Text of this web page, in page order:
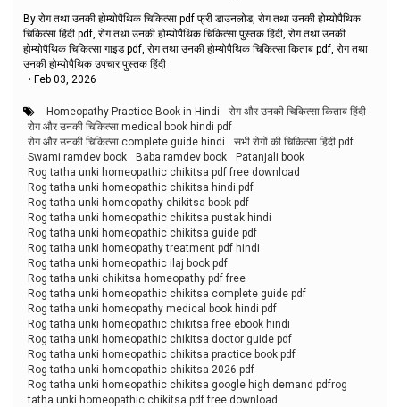
By रोग तथा उनकी होम्योपैथिक चिकित्सा pdf फ्री डाउनलोड, रोग तथा उनकी होम्योपैथिक
चिकित्सा हिंदी pdf, रोग तथा उनकी होम्योपैथिक चिकित्सा पुस्तक हिंदी, रोग तथा उनकी
होम्योपैथिक चिकित्सा गाइड pdf, रोग तथा उनकी होम्योपैथिक चिकित्सा किताब pdf, रोग तथा
उनकी होम्योपैथिक उपचार पुस्तक हिंदी
• Feb 03, 2026
Homeopathy Practice Book in Hindi
रोग और उनकी चिकित्सा किताब हिंदी
रोग और उनकी चिकित्सा medical book hindi pdf
रोग और उनकी चिकित्सा complete guide hindi
सभी रोगों की चिकित्सा हिंदी pdf
Swami ramdev book
Baba ramdev book
Patanjali book
Rog tatha unki homeopathic chikitsa pdf free download
Rog tatha unki homeopathic chikitsa hindi pdf
Rog tatha unki homeopathy chikitsa book pdf
Rog tatha unki homeopathic chikitsa pustak hindi
Rog tatha unki homeopathic chikitsa guide pdf
Rog tatha unki homeopathy treatment pdf hindi
Rog tatha unki homeopathic ilaj book pdf
Rog tatha unki chikitsa homeopathy pdf free
Rog tatha unki homeopathic chikitsa complete guide pdf
Rog tatha unki homeopathy medical book hindi pdf
Rog tatha unki homeopathic chikitsa free ebook hindi
Rog tatha unki homeopathic chikitsa doctor guide pdf
Rog tatha unki homeopathic chikitsa practice book pdf
Rog tatha unki homeopathic chikitsa 2026 pdf
Rog tatha unki homeopathic chikitsa google high demand pdfrog
tatha unki homeopathic chikitsa pdf free download